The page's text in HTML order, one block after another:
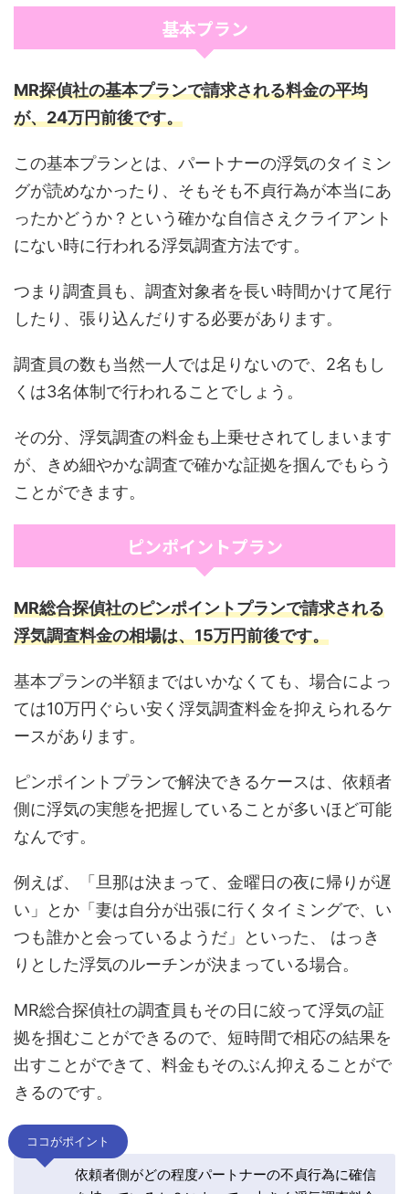
基本プラン
MR探偵社の基本プランで請求される料金の平均
が、24万円前後です。
この基本プランとは、パートナーの浮気のタイミン
グが読めなかったり、そもそも不貞行為が本当にあ
ったかどうか？という確かな自信さえクライアント
にない時に行われる浮気調査方法です。
つまり調査員も、調査対象者を長い時間かけて尾行
したり、張り込んだりする必要があります。
調査員の数も当然一人では足りないので、2名もし
くは3名体制で行われることでしょう。
その分、浮気調査の料金も上乗せされてしまいます
が、きめ細やかな調査で確かな証拠を掴んでもらう
ことができます。
ピンポイントプラン
MR総合探偵社のピンポイントプランで請求される
浮気調査料金の相場は、15万円前後です。
基本プランの半額まではいかなくても、場合によっ
ては10万円ぐらい安く浮気調査料金を抑えられるケ
ースがあります。
ピンポイントプランで解決できるケースは、依頼者
側に浮気の実態を把握していることが多いほど可能
なんです。
例えば、「旦那は決まって、金曜日の夜に帰りが遅
い」とか「妻は自分が出張に行くタイミングで、い
つも誰かと会っているようだ」といった、 はっき
りとした浮気のルーチンが決まっている場合。
MR総合探偵社の調査員もその日に絞って浮気の証
拠を掴むことができるので、短時間で相応の結果を
出すことができて、料金もそのぶん抑えることがで
きるのです。
ココがポイント
依頼者側がどの程度パートナーの不貞行為に確信